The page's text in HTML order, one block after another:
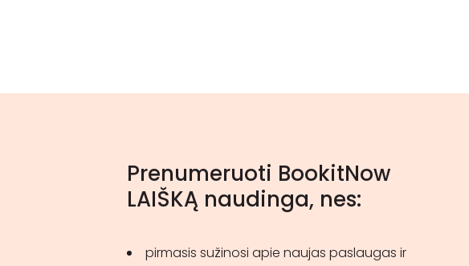
Prenumeruoti BookitNow
LAIŠKĄ naudinga, nes:
pirmasis sužinosi apie naujas paslaugas ir